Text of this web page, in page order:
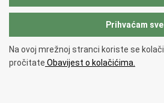
Copyright © 2026 Policijska uprava
korištenja.Izjava o pristupačnosti.
Prihvaćam sve
Na ovoj mrežnoj stranci koriste se
pročitate Obavijest o kolačićima.